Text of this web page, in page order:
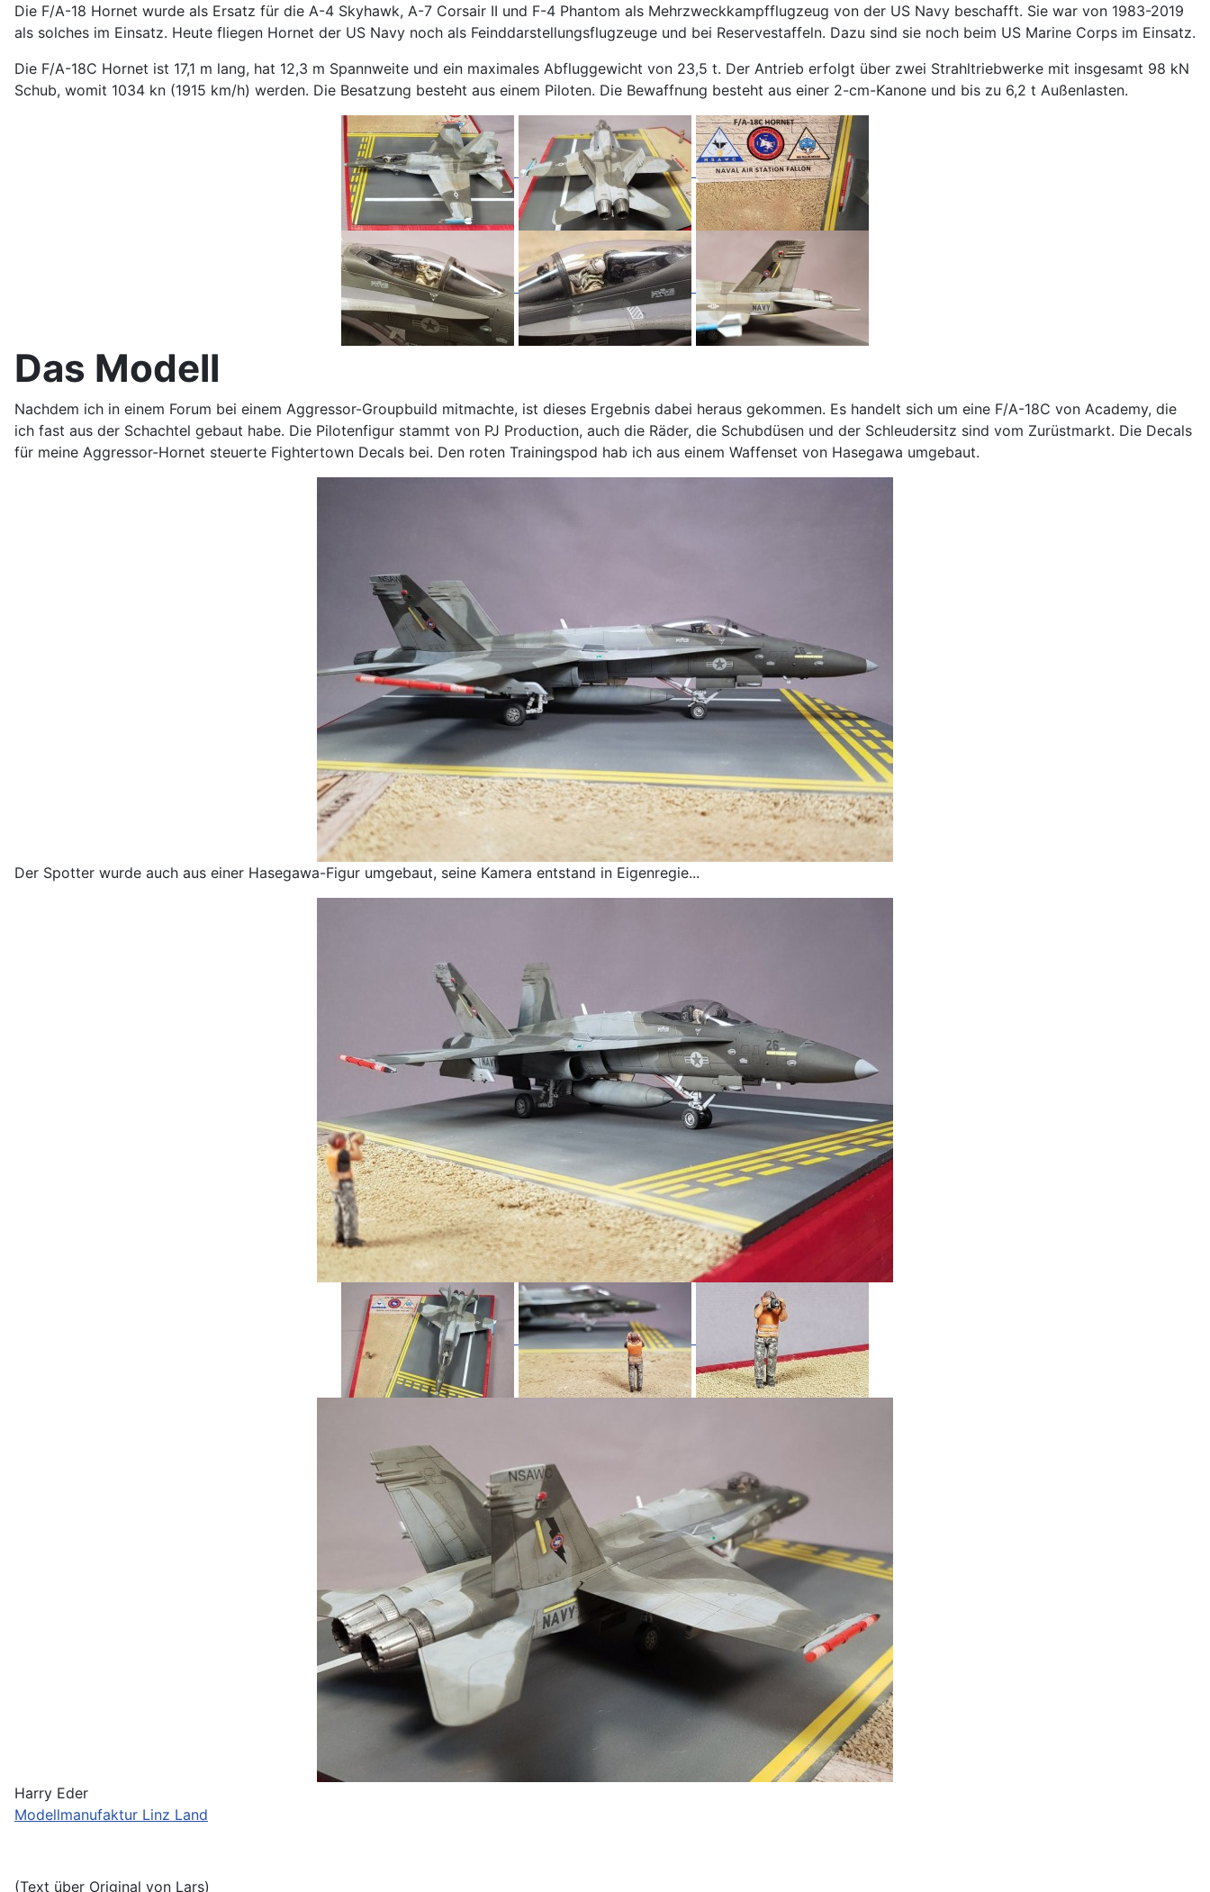
Die F/A-18 Hornet wurde als Ersatz für die A-4 Skyhawk, A-7 Corsair II und F-4 Phantom als Mehrzweckkampfflugzeug von der US Navy beschafft. Sie war von 1983-2019
als solches im Einsatz. Heute fliegen Hornet der US Navy noch als Feinddarstellungsflugzeuge und bei Reservestaffeln. Dazu sind sie noch beim US Marine Corps im Einsatz.
Die F/A-18C Hornet ist 17,1 m lang, hat 12,3 m Spannweite und ein maximales Abfluggewicht von 23,5 t. Der Antrieb erfolgt über zwei Strahltriebwerke mit insgesamt 98 kN
Schub, womit 1034 kn (1915 km/h) werden. Die Besatzung besteht aus einem Piloten. Die Bewaffnung besteht aus einer 2-cm-Kanone und bis zu 6,2 t Außenlasten.
Das Modell
Nachdem ich in einem Forum bei einem Aggressor-Groupbuild mitmachte, ist dieses Ergebnis dabei heraus gekommen. Es handelt sich um eine F/A-18C von Academy, die
ich fast aus der Schachtel gebaut habe. Die Pilotenfigur stammt von PJ Production, auch die Räder, die Schubdüsen und der Schleudersitz sind vom Zurüstmarkt. Die Decals
für meine Aggressor-Hornet steuerte Fightertown Decals bei. Den roten Trainingspod hab ich aus einem Waffenset von Hasegawa umgebaut.
Der Spotter wurde auch aus einer Hasegawa-Figur umgebaut, seine Kamera entstand in Eigenregie...
Harry Eder
Modellmanufaktur Linz Land
(Text über Original von Lars)